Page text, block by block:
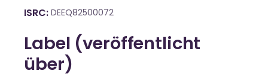
ISRC DEEQ82500072
Label (veröffentlicht
über)